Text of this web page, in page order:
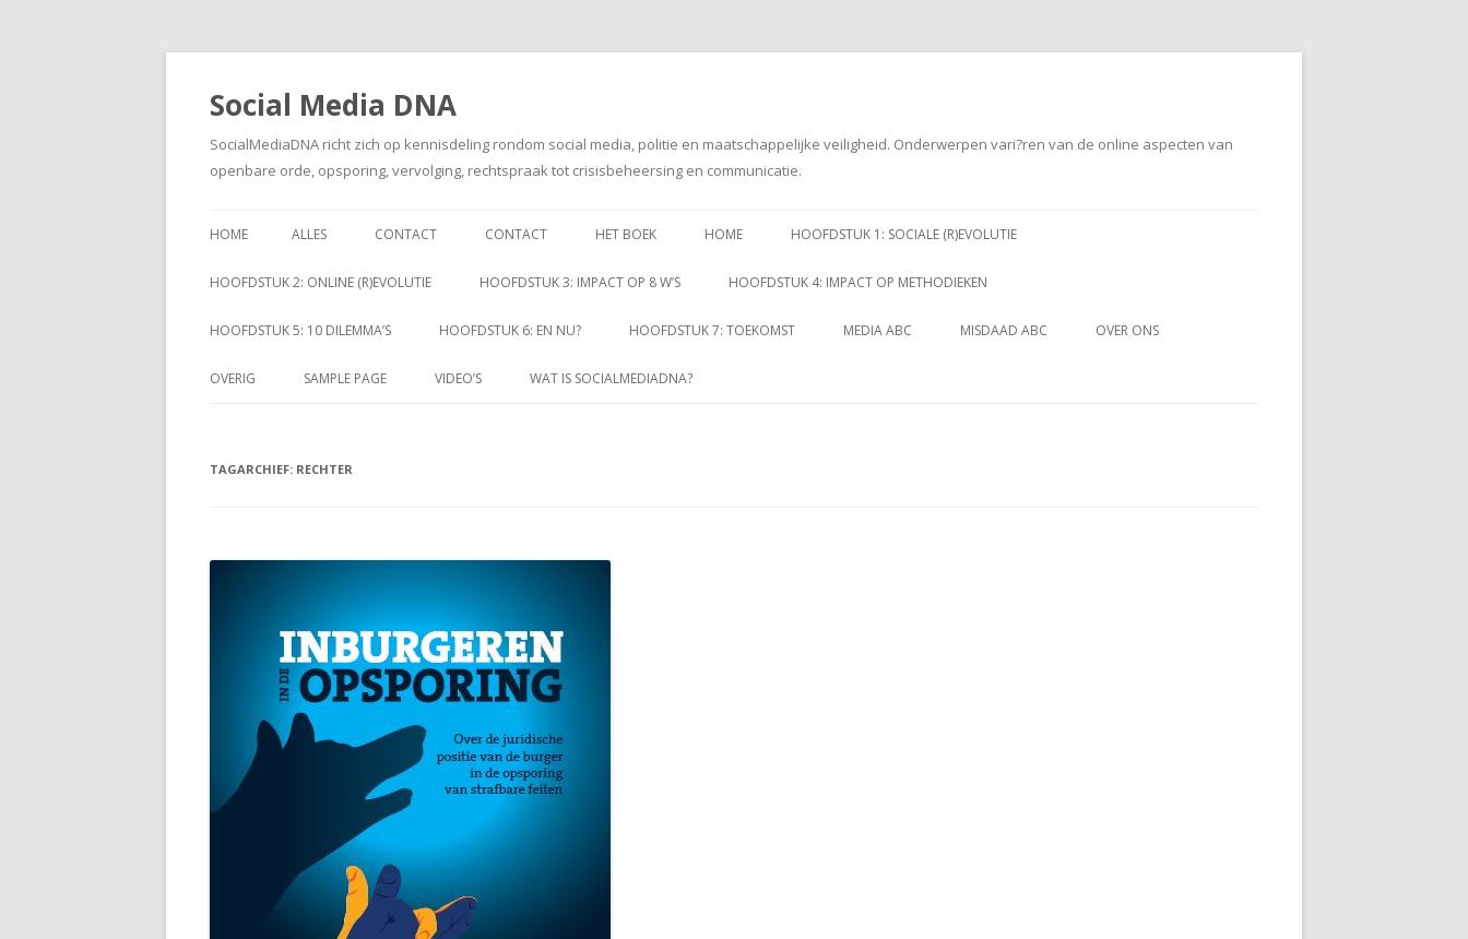
Social Media DNA
SocialMediaDNA richt zich op kennisdeling rondom social media, politie en maatschappelijke veiligheid. Onderwerpen vari?ren van de online aspecten van
openbare orde, opsporing, vervolging, rechtspraak tot crisisbeheersing en communicatie.
naar
HOME ALLES CONTACT CONTACT HET BOEK HOME HOOFDSTUK 1: SOCIALE (R)EVOLUTIE
HOOFDSTUK 2: ONLINE (R)EVOLUTIE HOOFDSTUK 3: IMPACT OP 8 W’S HOOFDSTUK 4: IMPACT OP METHODIEKEN
HOOFDSTUK 5: 10 DILEMMA’S HOOFDSTUK 6: EN NU? HOOFDSTUK 7: TOEKOMST MEDIA ABC MISDAAD ABC OVER ONS
OVERIG SAMPLE PAGE VIDEO’S WAT IS SOCIALMEDIADNA?
TAGARCHIEF: RECHTER